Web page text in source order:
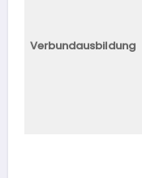
Verbundausbildung